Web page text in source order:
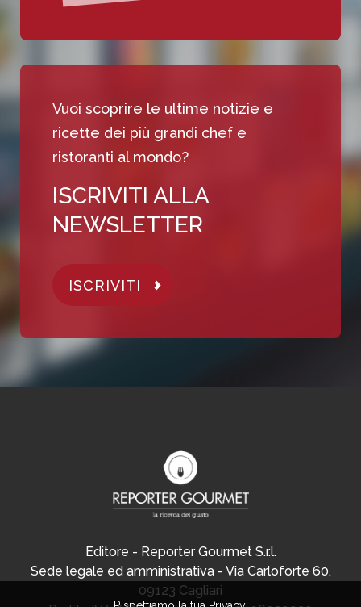
Vuoi scoprire le ultime notizie e
ricette dei più grandi chef e
ristoranti al mondo?
ISCRIVITI ALLA
NEWSLETTER
ISCRIVITI
Editore - Reporter Gourmet S.r.l.
Sede legale ed amministrativa - Via Carloforte 60,
09123 Cagliari